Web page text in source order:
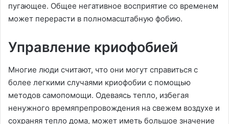
пугающее. Общее негативное восприятие со временем
может перерасти в полномасштабную фобию.
Управление криофобией
Многие люди считают, что они могут справиться с
более легкими случаями криофобии с помощью
методов самопомощи. Одеваясь тепло, избегая
ненужного времяпрепровождения на свежем воздухе и
сохраняя тепло дома, может иметь большое значение